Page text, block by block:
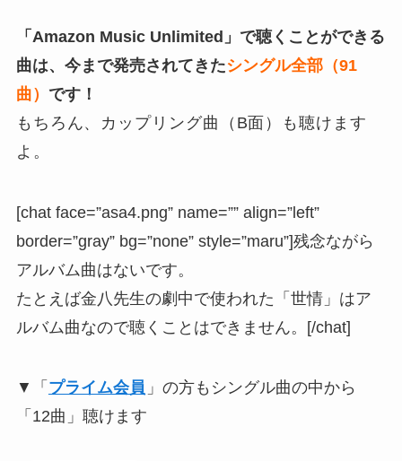
「Amazon Music Unlimited」で聴くことができる
曲は、 今まで発売されてきたシングル全部（91
曲） です！
もちろん、カップリング曲（B面）も聴けます
よ。
[chat face=”asa4.png” name=”” align=”left”
border=”gray” bg=”none” style=”maru”]残念ながら
アルバム曲はないです。
たとえば金八先生の劇中で使われた「世情」はア
ルバム曲なので聴くことはできません。[/chat]
▼「 プライム会員 」の方もシングル曲の中から
「12曲」聴けます